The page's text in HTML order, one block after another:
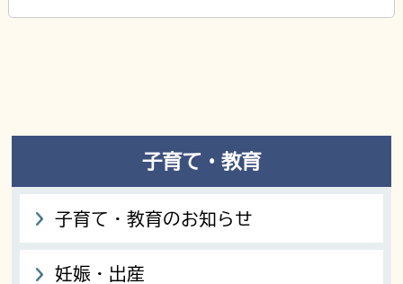
子育て・教育
子育て・教育のお知らせ
妊娠・出産